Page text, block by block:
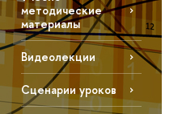
методические
материалы
Видеолекции
Сценарии уроков